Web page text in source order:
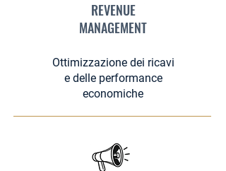
REVENUE
MANAGEMENT
Ottimizzazione dei ricavi
e delle performance
economiche